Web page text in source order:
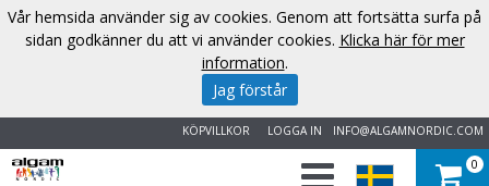
INFO@ALGAMNORDIC.COM
LOGGA IN
KÖPVILLKOR
0
Vår hemsida använder sig av cookies. Genom att fortsätta surfa på
sidan godkänner du att vi använder cookies. Klicka här för mer
information.
Jag förstår